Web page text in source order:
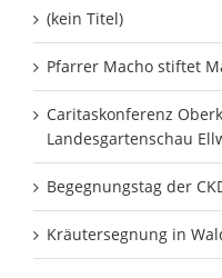
(kein Titel)
Pfarrer Macho stiftet
Caritaskonferenz
Landesgartenschau
Begegnungstag der
Kräutersegnung in